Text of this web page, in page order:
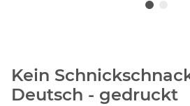
Kein
Deutsch - gedruckt